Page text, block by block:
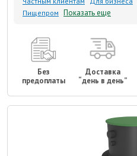
Пищепром Показать еще
Без
предоплаты
Доставка
“день в день”